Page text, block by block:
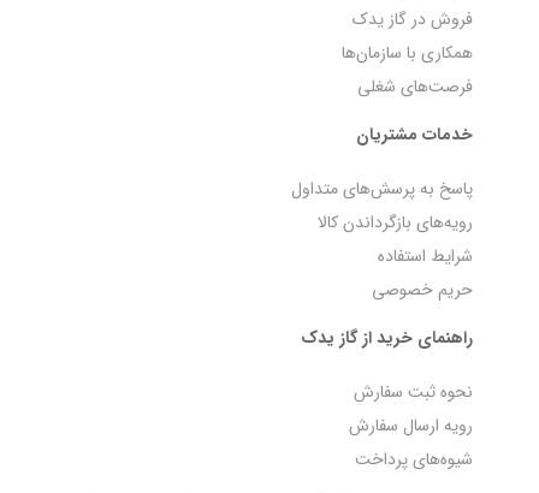
فروش در گاز یدک
همکاری با سازمان‌ها
فرصت‌های شغلی
خدمات مشتریان
پاسخ به پرسش‌های متداول
رویه‌های بازگرداندن کالا
شرایط استفاده
حریم خصوصی
راهنمای خرید از گاز یدک
نحوه ثبت سفارش
رویه ارسال سفارش
شیوه‌های پرداخت